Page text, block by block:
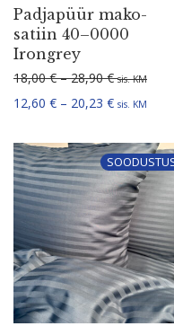
Padjapüür mako-
satiin 40–0000
Irongrey
18,00€ – 28,90€ sis. KM
12,60 € – 20,23 € sis. KM